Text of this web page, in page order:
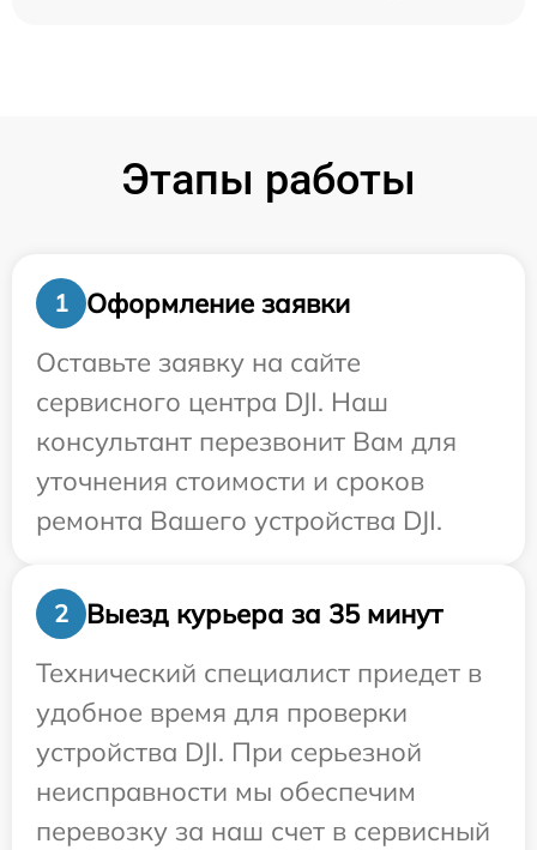
Этапы работы
1
Оформление заявки
Оставьте заявку на сайте
сервисного центра DJI. Наш
консультант перезвонит Вам для
уточнения стоимости и сроков
ремонта Вашего устройства DJI.
2
Выезд курьера за 35 минут
Технический специалист приедет в
удобное время для проверки
устройства DJI. При серьезной
неисправности мы обеспечим
перевозку за наш счет в сервисный